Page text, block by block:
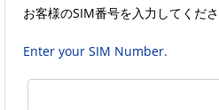
お客様のSIM番号を入力してくださ
Enter your SIM Number.